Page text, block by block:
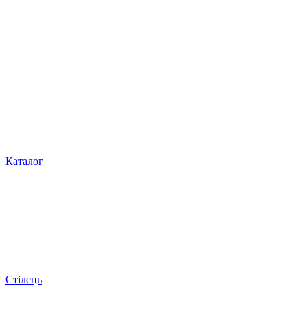
Каталог
Стілець